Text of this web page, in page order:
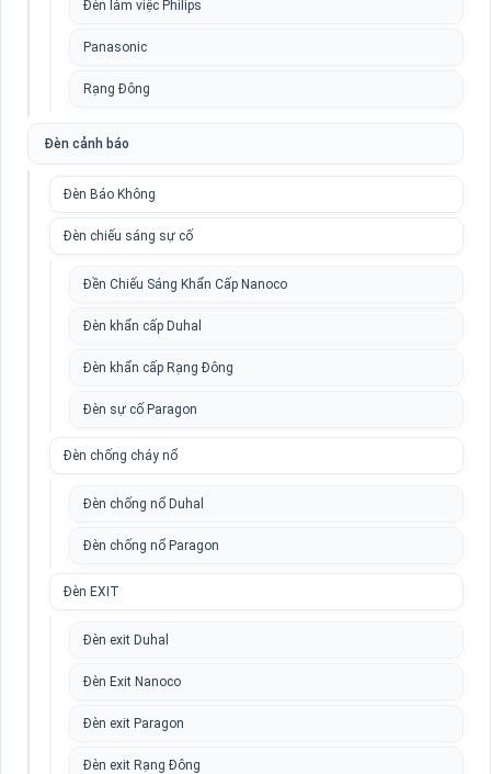
Đèn làm việc Philips
Panasonic
Rạng Đông
Đèn cảnh báo
Đèn Báo Không
Đèn chiếu sáng sự cố
Đền Chiếu Sáng Khẩn Cấp Nanoco
Đèn khẩn cấp Duhal
Đèn khẩn cấp Rạng Đông
Đèn sự cố Paragon
Đèn chống cháy nổ
Đèn chống nổ Duhal
Đèn chống nổ Paragon
Đèn EXIT
Đèn exit Duhal
Đèn Exit Nanoco
Đèn exit Paragon
Đèn exit Rạng Đông